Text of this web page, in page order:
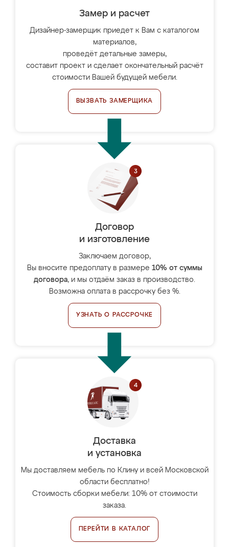
Замер и расчет
Дизайнер-замерщик приедет к Вам с каталогом
материалов,
проведёт детальные замеры,
составит проект и сделает окончательный расчёт
стоимости Вашей будущей мебели.
ВЫЗВАТЬ ЗАМЕРЩИКА
Договор
и изготовление
Заключаем договор,
Вы вносите предоплату в размере 10% от суммы
договора, и мы отдаём заказ в производство.
Возможна оплата в рассрочку без %.
УЗНАТЬ О РАССРОЧКЕ
Доставка
и установка
Мы доставляем мебель по Клину и всей Московской
области бесплатно!
Стоимость сборки мебели: 10% от стоимости
заказа.
ПЕРЕЙТИ В КАТАЛОГ